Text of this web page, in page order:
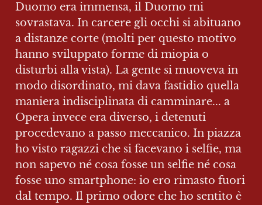
Duomo era immensa, il Duomo mi
sovrastava. In carcere gli occhi si abituano
a distanze corte (molti per questo motivo
hanno sviluppato forme di miopia o
disturbi alla vista). La gente si muoveva in
modo disordinato, mi dava fastidio quella
maniera indisciplinata di camminare... a
Opera invece era diverso, i detenuti
procedevano a passo meccanico. In piazza
ho visto ragazzi che si facevano i selfie, ma
non sapevo né cosa fosse un selfie né cosa
fosse uno smartphone: io ero rimasto fuori
dal tempo. Il primo odore che ho sentito è